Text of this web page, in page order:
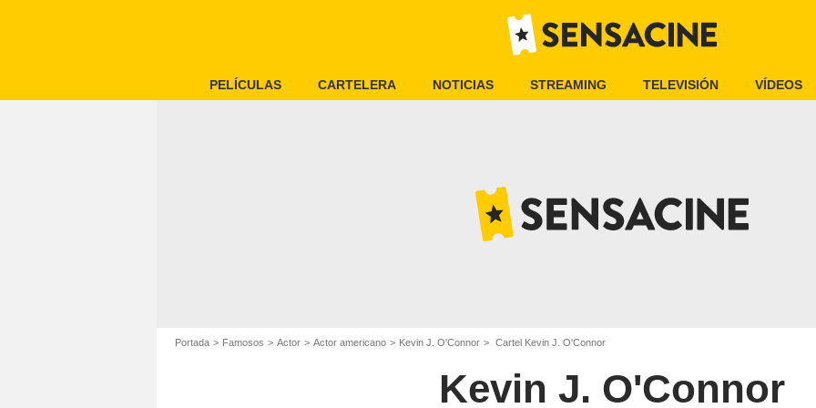
PELÍCULAS CARTELERA NOTICIAS STREAMING TELEVISIÓN VÍDEOS
Portada Famosos Actor Actor americano Kevin J. O'Connor Cartel Kevin J. O'Connor
Kevin J. O'Connor